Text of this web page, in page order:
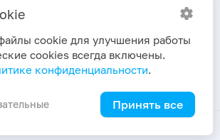
cookie для улучшения работы
cookies всегда включены.
конфиденциальности.
Принять все